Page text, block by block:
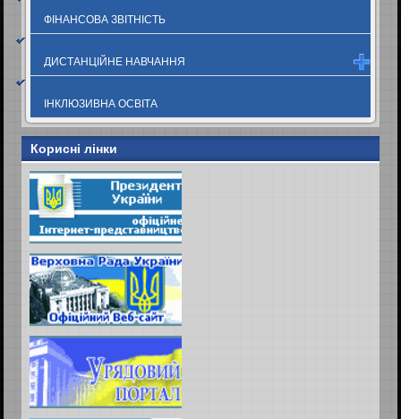
ФІНАНСОВА ЗВІТНІСТЬ
ДИСТАНЦІЙНЕ НАВЧАННЯ
ІНКЛЮЗИВНА ОСВІТА
Корисні лінки